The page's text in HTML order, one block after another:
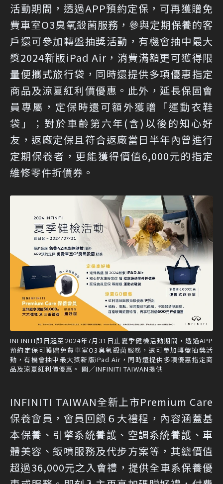
活動期間，透過APP預約定保，可再獲贈免
費車室O3臭氧殺菌服務，參與定期保養的客
戶還可參加轉盤抽獎活動，有機會抽中最大
獎2024新版iPad Air，消費滿額更可獲得限
量便攜式旅行袋，同時還提供多項優惠指定
商品及涼夏紅利價優惠。此外，延長保固會
員專屬，定保時還可額外獲贈「運動衣鞋
袋」；對於車齡第六年(含)以後的知心好
友，返廠定保且符合返廠當日半年內曾進行
定期保養者，更能獲得價值6,000元的指定
維修零件折價券。
INFINITI即日起至2024年7月31日止夏季健檢活動期間，透過APP
預約定保可獲贈免費車室O3臭氧殺菌服務，還可參加轉盤抽獎活
動，有機會抽中最大獎新版iPad Air，同時還提供多項優惠指定商
品及涼夏紅利價優惠。 圖／INFINITI TAIWAN提供
INFINITI TAIWAN全新上市Premium Care
保養會員，會員回饋６大禮程，內容涵蓋基
本保養、引擎系統養護、空調系統養護、車
體美容、鈑噴服務及代步方案等，其總價值
超過36,000元之入會禮，提供全車系保養優